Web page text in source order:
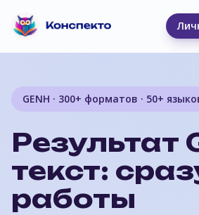
GENH · 300+ форматов · 50+
Результат
текст:
работы